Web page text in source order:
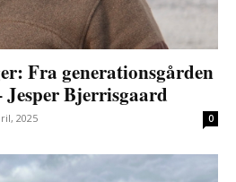
Fra generationsgården
Bjerrisgaard
2025 0